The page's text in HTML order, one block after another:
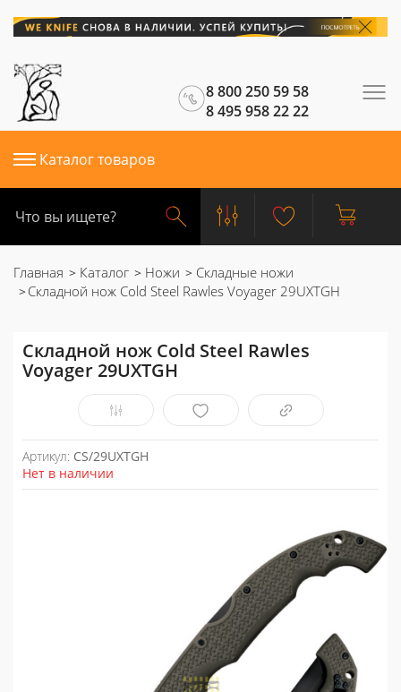
8 800 250 59 58
8 495 958 22 22
Каталог товаров
Главная Каталог Ножи
Складные ножи
Складной нож Cold Steel Rawles Voyager 29UXTGH
Складной нож Cold Steel Rawles
Voyager 29UXTGH
Артикул: CS/29UXTGH
Нет в наличии